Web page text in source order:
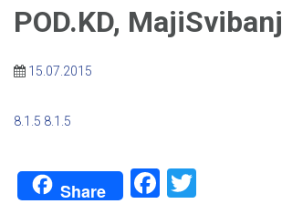
POD.KD, MajiSvibanj
15.07.2015
8.1.5 8.1.5
Share Facebook